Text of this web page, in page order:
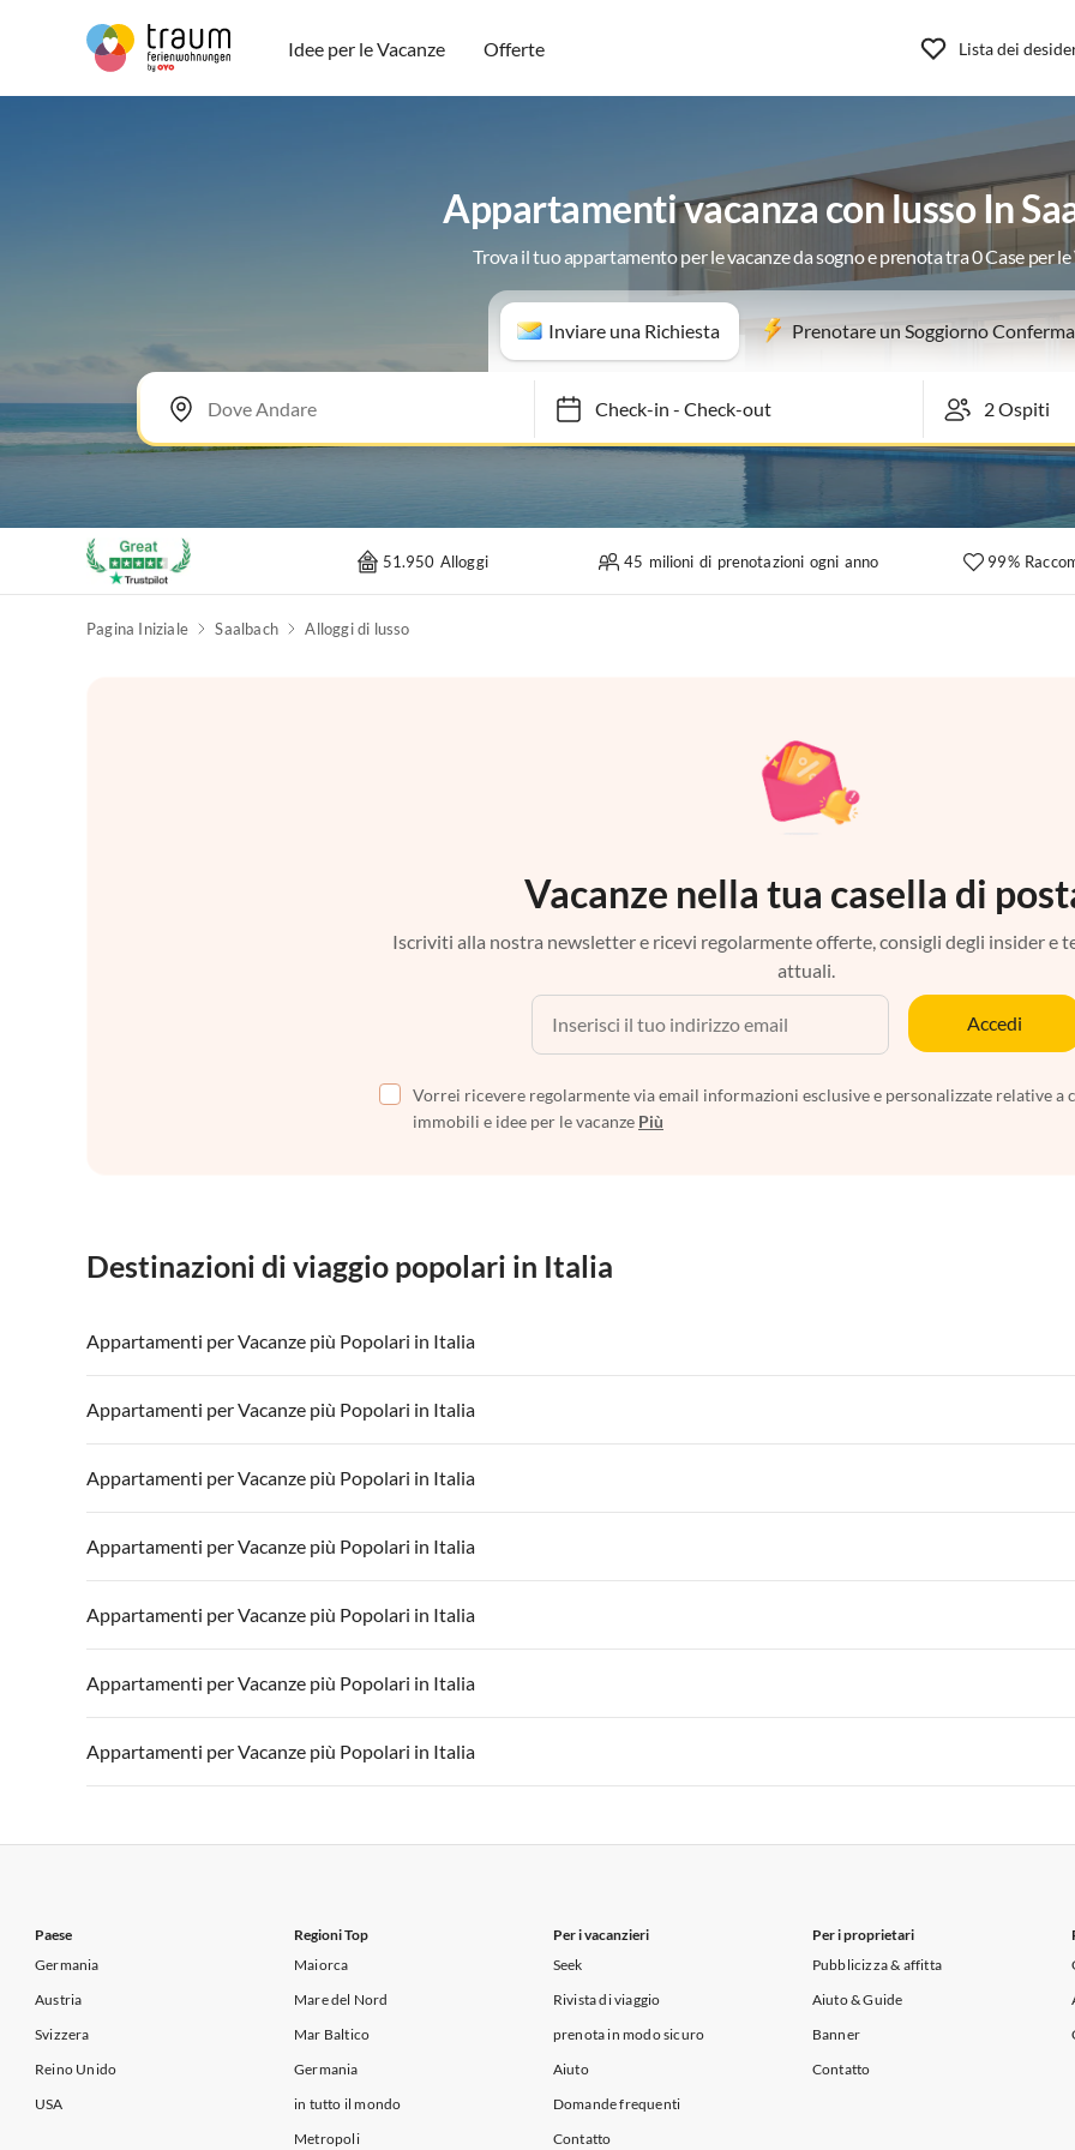
Idee per le Vacanze Offerte Lista dei
Appartamenti vacanza con lusso In
Trova il tuo appartamento per le vacanze da sogno e prenota tra 0 Case per le
Inviare una Richiesta Prenotare un Soggiorno
Check-in- Check-out
51.950 Alloggi 45 milioni di prenotazioni ogni anno 99%
Pagina Iniziale Saalbach Alloggi di lusso
Vacanze nella tua casella di
Iscriviti alla nostra newsletter e ricevi regolarmente offerte, consigli degli insider e
attuali.
Accedi
Vorrei ricevere regolarmente via email informazioni esclusive e personalizzate relative a
immobili e idee per le vacanze Più
Destinazioni di viaggio popolari in Italia
Appartamenti per Vacanze più Popolari in Italia
Appartamenti per Vacanze in Italia Appartamenti per Vacanze in Liguria
Appartamenti per Vacanze in Lago di Garda Appartamenti per Vacanze in Lago di Como
Appartamenti per Vacanze più Popolari in Italia
Appartamenti per Vacanze in Italia Appartamenti per Vacanze in Liguria
Appartamenti per Vacanze in Lago di Garda Appartamenti per Vacanze in Lago di Como
Appartamenti per Vacanze più Popolari in Italia
Appartamenti per Vacanze in Italia Appartamenti per Vacanze in Liguria
Appartamenti per Vacanze in Lago di Garda Appartamenti per Vacanze in Lago di Como
Appartamenti per Vacanze più Popolari in Italia
Appartamenti per Vacanze in Italia Appartamenti per Vacanze in Liguria
Appartamenti per Vacanze in Lago di Garda Appartamenti per Vacanze in Lago di Como
Appartamenti per Vacanze più Popolari in Italia
Appartamenti per Vacanze in Italia Appartamenti per Vacanze in Liguria
Appartamenti per Vacanze in Lago di Garda Appartamenti per Vacanze in Lago di Como
Appartamenti per Vacanze più Popolari in Italia
Appartamenti per Vacanze in Italia Appartamenti per Vacanze in Liguria
Appartamenti per Vacanze in Lago di Garda Appartamenti per Vacanze in Lago di Como
Appartamenti per Vacanze più Popolari in Italia
Paese
Germania
Austria
Svizzera
Reino Unido
USA
Regioni Top
Maiorca
Mare del Nord
Mar Baltico
Germania
in tutto il mondo
Metropoli
Per i vacanzieri
Seek
Rivista di viaggio
prenota in modo sicuro
Aiuto
Domande frequenti
Contatto
Per i proprietari
Pubblicizza & affitta
Aiuto & Guide
Banner
Contatto